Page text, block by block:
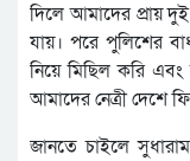
দিলে আমাদের প্রায়
যায়। পরে পুলিশের
নিয়ে মিছিল করি
আমাদের নেত্রী দেশে
জানতে চাইলে